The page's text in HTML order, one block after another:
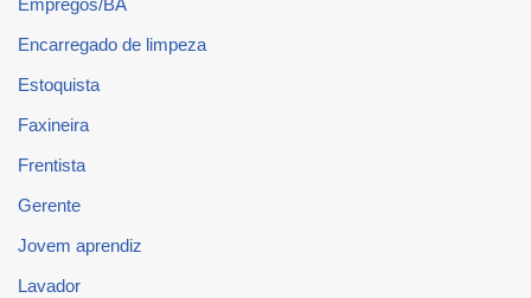
Empregos/BA
Encarregado de limpeza
Estoquista
Faxineira
Frentista
Gerente
Jovem aprendiz
Lavador